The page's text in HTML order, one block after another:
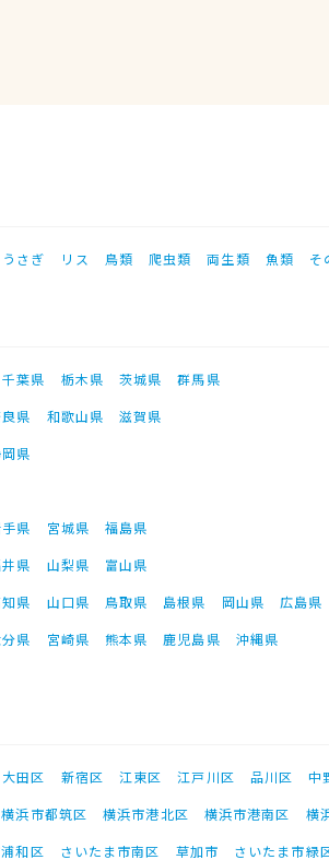
うさぎ リス 鳥類 爬虫類 両生類 魚類 そ
千葉県 栃木県 茨城県
群馬県
県 和歌山県
滋賀県
県
県 宮城県
福島県
県 山梨県
富山県
県 山口県 鳥取県 島根県 岡山県
広島県
県 宮崎県 熊本県 鹿児島県 沖縄県
大田区 新宿区 江東区 江戸川区 品川区
中
横浜市都筑区 横浜市港北区 横浜市港南区 横
和区 さいたま市南区 草加市 さいたま市緑